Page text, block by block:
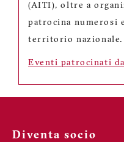
(AITI), oltre a
patrocina numerosi
territorio nazionale.
Eventi patrocinati
Diventa socio